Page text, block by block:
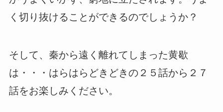
く切り抜けることができるのでしょうか？
そして、秦から遠く離れてしまった黄歇
は・・・はらはらどきどきの２５話から２７
話をお楽しみください。